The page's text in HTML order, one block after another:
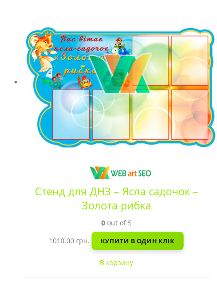
Стенд для ДНЗ – Ясла садочок –
Золота рибка
0out of 5
1010.00 грн. КУПИТИ В ОДИН КЛІК
В корзину